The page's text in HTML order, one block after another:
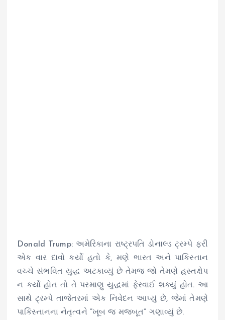
Donald Trump: અમેરિકાના રાષ્ટ્રપતિ ડોનાલ્ડ ટ્રમ્પે ફરી
એક વાર દાવો કર્યો હતો કે, મણે ભારત અને પાકિસ્તાન
વચ્ચે સંભવિત યુદ્ધ અટકાવ્યું છે તેમજ જો તેમણે હસ્તક્ષેપ
ન કર્યો હોત તો તે પરમાણુ યુદ્ધમાં ફેરવાઈ શક્યું હોત. આ
સાથે ટ્રમ્પે તાજેતરમાં એક નિવેદન આપ્યું છે, જેમાં તેમણે
પાકિસ્તાનના નેતૃત્વને “ખૂબ જ મજબૂત” ગણાવ્યું છે.